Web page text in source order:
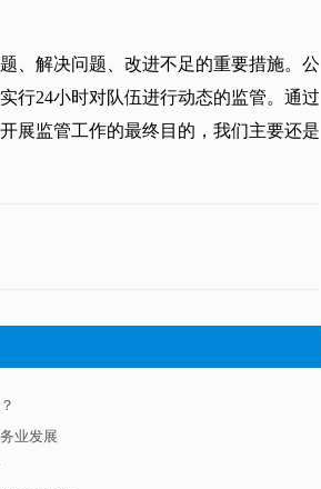
、解决问题、改进不足的重要措施。公
行24小时对队伍进行动态的监管。通过
展监管工作的最终目的，我们主要还是
业发展